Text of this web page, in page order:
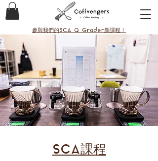
參與我們的SCA Q Grader新課程！
SCA課程